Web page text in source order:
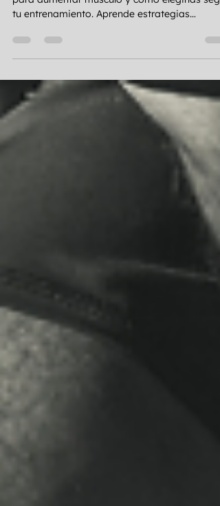
Descubre cuáles son las mejores colaciones
tu entrenamiento. Aprende estrategias
respaldadas por la ciencia.